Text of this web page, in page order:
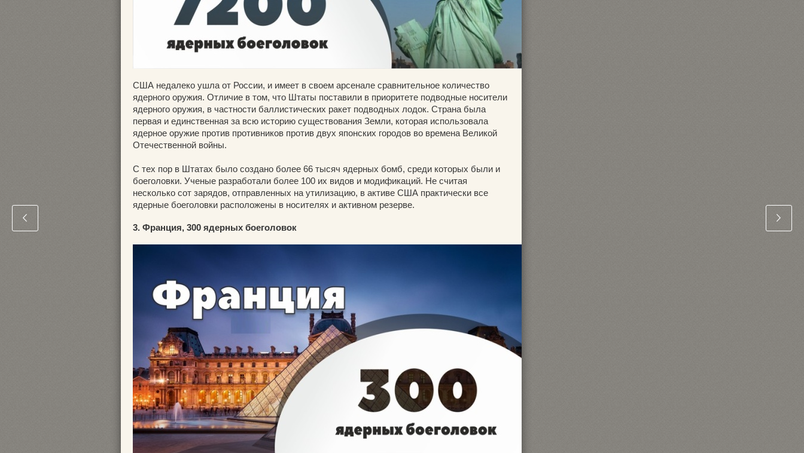
США недалеко ушла от России, и имеет в своем арсенале сравнительное количество
ядерного оружия. Отличие в том, что Штаты поставили в приоритете подводные носители
ядерного оружия, в частности баллистических ракет подводных лодок. Страна была
первая и единственная за всю историю существования Земли, которая использовала
ядерное оружие против противников против двух японских городов во времена Великой
Отечественной войны.
С тех пор в Штатах было создано более 66 тысяч ядерных бомб, среди которых были и
боеголовки. Ученые разработали более 100 их видов и модификаций. Не считая
несколько сот зарядов, отправленных на утилизацию, в активе США практически все
ядерные боеголовки расположены в носителях и активном резерве.
3. Франция, 300 ядерных боеголовок